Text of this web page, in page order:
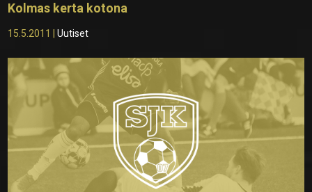
Kolmas kerta kotona
15.5.2011 |Uutiset